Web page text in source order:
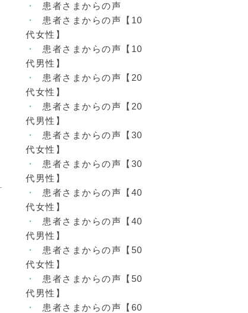
患者さまからの声
患者さまからの声【10
代女性】
患者さまからの声【10
代男性】
患者さまからの声【20
代女性】
患者さまからの声【20
代男性】
患者さまからの声【30
代女性】
患者さまからの声【30
代男性】
患者さまからの声【40
代女性】
患者さまからの声【40
代男性】
患者さまからの声【50
代女性】
患者さまからの声【50
代男性】
患者さまからの声【60